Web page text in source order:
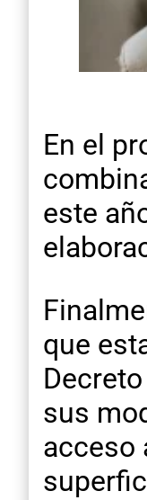
En el
este
que
sus
acceso